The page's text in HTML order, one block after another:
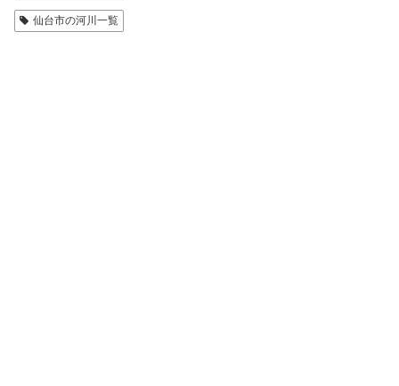
仙台市の河川一覧